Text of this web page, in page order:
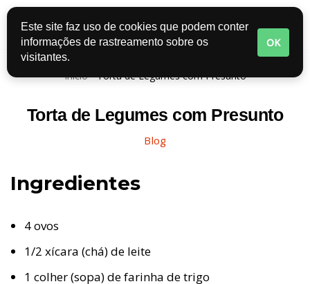
Pular
para
o
Início-Torta de Legumes com Presunto
Torta de Legumes com Presunto
Blog
Ingredientes
4 ovos
1/2 xícara (chá) de leite
1 colher (sopa) de farinha de trigo
Este site faz uso de cookies que podem conter
informações de rastreamento sobre os
visitantes.
OK